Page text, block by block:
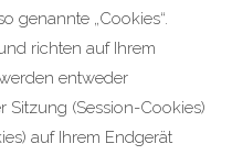
genannte „Cookies“.
richten auf Ihrem
entweder
Sitzung (Session-Cookies)
auf Ihrem Endgerät